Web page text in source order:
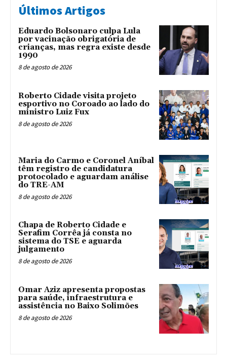
Últimos Artigos
Eduardo Bolsonaro culpa Lula
por vacinação obrigatória de
crianças, mas regra existe desde
1990
8 de agosto de 2026
Roberto Cidade visita projeto
esportivo no Coroado ao lado do
ministro Luiz Fux
8 de agosto de 2026
Maria do Carmo e Coronel Aníbal
têm registro de candidatura
protocolado e aguardam análise
do TRE-AM
8 de agosto de 2026
Chapa de Roberto Cidade e
Serafim Corrêa já consta no
sistema do TSE e aguarda
julgamento
8 de agosto de 2026
Omar Aziz apresenta propostas
para saúde, infraestrutura e
assistência no Baixo Solimões
8 de agosto de 2026